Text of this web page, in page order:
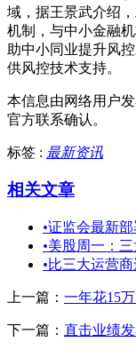
域，据王景武介绍
机制，与中小金融
助中小同业提升风
供风控技术支持。
本信息由网络用户发
官方联系确认。
标签 : 最新资讯
相关文章
•证监会最新
•美股周一：
•比三大运营
上一篇： 一年花15
下一篇： 直击业绩